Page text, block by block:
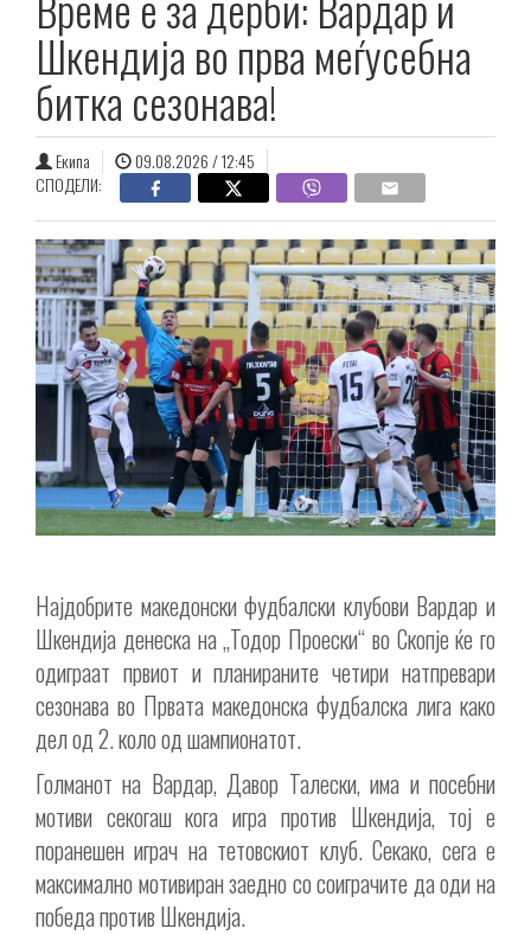
Шкендија во прва меѓусебна
битка сезонава!
Екипа
09.08.2026 / 12:45
СПОДЕЛИ:
Најдобрите македонски фудбалски клубови Вардар и
Шкендија денеска на „Тодор Проески“ во Скопје ќе го
одиграат првиот и планираните четири натпревари
сезонава во Првата македонска фудбалска лига како
дел од 2. коло од шампионатот.
Голманот на Вардар, Давор Талески, има и посебни
мотиви секогаш кога игра против Шкендија, тој е
поранешен играч на тетовскиот клуб. Секако, сега е
максимално мотивиран заедно со соиграчите да оди на
победа против Шкендија.